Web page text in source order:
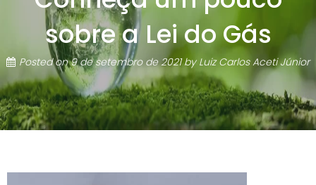
sobre a Lei do Gás
Posted on9 de setembro de 2021by Luiz Carlos Aceti Júnior